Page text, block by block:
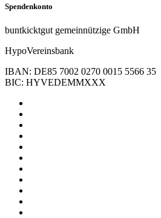
Spendenkonto
buntkicktgut gemeinnützige GmbH
HypoVereinsbank
IBAN: DE85 7002 0270 0015 5566 35
BIC: HYVEDEMMXXX